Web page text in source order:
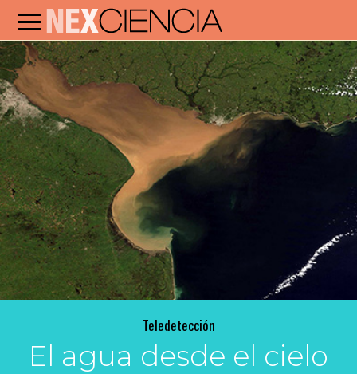
Teledetección
El agua desde el cielo